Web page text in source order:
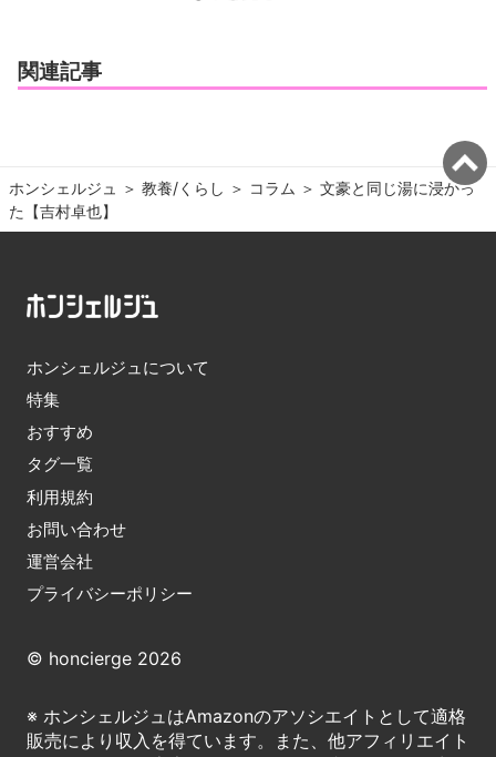
関連記事
ホンシェルジュ ＞ 教養/くらし ＞ コラム ＞ 文豪と同じ湯に浸かっ
た【吉村卓也】
ホンシェルジュについて
特集
おすすめ
タグ一覧
利用規約
お問い合わせ
運営会社
プライバシーポリシー
© honcierge 2026
※ ホンシェルジュはAmazonのアソシエイトとして適格
販売により収入を得ています。また、他アフィリエイト